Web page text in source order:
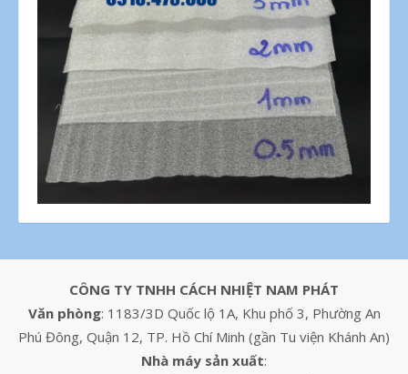
CÔNG TY TNHH CÁCH NHIỆT NAM PHÁT
Văn phòng: 1183/3D Quốc lộ 1A, Khu phố 3, Phường An
Phú Đông, Quận 12, TP. Hồ Chí Minh (gần Tu viện Khánh An)
Nhà máy sản xuất: